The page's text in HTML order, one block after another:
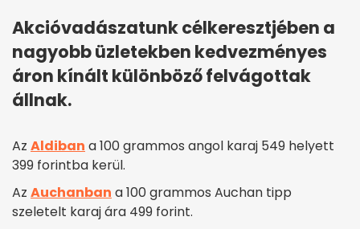
Akcióvadászatunk célkeresztjében a
nagyobb üzletekben kedvezményes
áron kínált különböző felvágottak
állnak.
Az Aldiban a 100 grammos angol karaj 549 helyett
399 forintba kerül.
Az Auchanban a 100 grammos Auchan tipp
szeletelt karaj ára 499 forint.